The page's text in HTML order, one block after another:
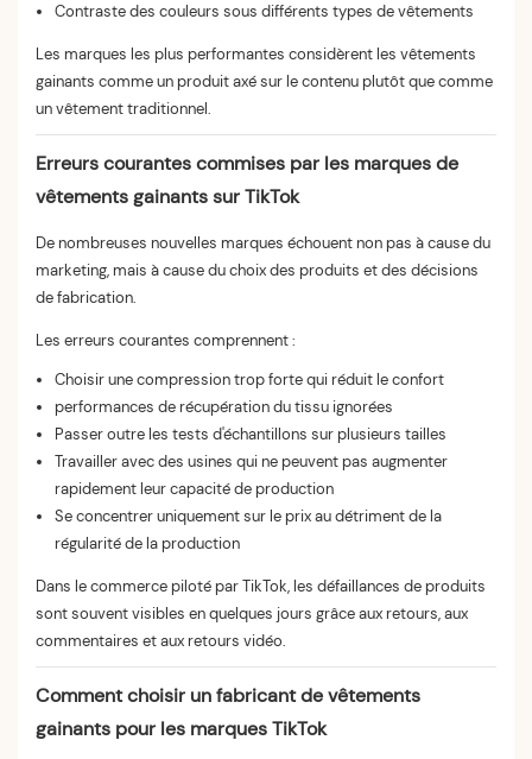
Contraste des couleurs sous différents types de vêtements
Les marques les plus performantes considèrent les vêtements
gainants comme un produit axé sur le contenu plutôt que comme
un vêtement traditionnel.
Erreurs courantes commises par les marques de
vêtements gainants sur TikTok
De nombreuses nouvelles marques échouent non pas à cause du
marketing, mais à cause du choix des produits et des décisions
de fabrication.
Les erreurs courantes comprennent :
Choisir une compression trop forte qui réduit le confort
performances de récupération du tissu ignorées
Passer outre les tests d'échantillons sur plusieurs tailles
Travailler avec des usines qui ne peuvent pas augmenter
rapidement leur capacité de production
Se concentrer uniquement sur le prix au détriment de la
régularité de la production
Dans le commerce piloté par TikTok, les défaillances de produits
sont souvent visibles en quelques jours grâce aux retours, aux
commentaires et aux retours vidéo.
Comment choisir un fabricant de vêtements
gainants pour les marques TikTok